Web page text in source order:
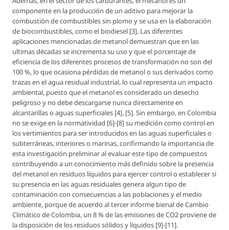
componente en la producción de un aditivo para mejorar la
combustión de combustibles sin plomo y se usa en la elaboración
de biocombustibles, como el biodiesel [3]. Las diferentes
aplicaciones mencionadas de metanol demuestran que en las
ultimas décadas se incrementa su uso y que el porcentaje de
eficiencia de los diferentes procesos de transformación no son del
100 %, lo que ocasiona pérdidas de metanol o sus derivados como
trazas en el agua residual industrial, lo cual representa un impacto
ambiental, puesto que el metanol es considerado un desecho
peligroso y no debe descargarse nunca directamente en
alcantarillas o aguas superficiales [4], [5]. Sin embargo, en Colombia
no se exige en la normatividad [6]-[8] su medición como control en
los vertimientos para ser introducidos en las aguas superficiales o
subterráneas, interiores o marinas, confirmando la importancia de
esta investigación preliminar al evaluar este tipo de compuestos
contribuyendo a un conocimiento más definido sobre la presencia
del metanol en residuos líquidos para ejercer control o establecer si
su presencia en las aguas residuales genera algun tipo de
contaminación con consecuencias a las poblaciones y el medio
ambiente, porque de acuerdo al tercer informe bienal de Cambio
Climático de Colombia, un 8 % de las emisiones de CO2 proviene de
la disposición de los residuos sólidos y líquidos [9]-[11].